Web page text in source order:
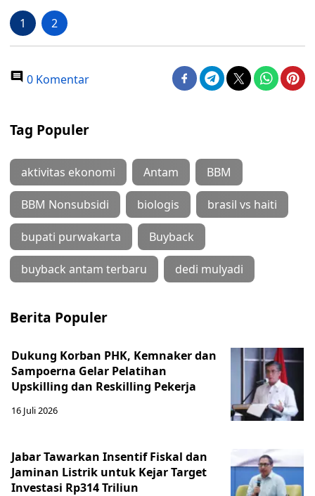
1 2
0 Komentar
Tag Populer
aktivitas ekonomi Antam BBM
BBM Nonsubsidi biologis brasil vs haiti
bupati purwakarta Buyback
buyback antam terbaru dedi mulyadi
Berita Populer
Dukung Korban PHK, Kemnaker dan
Sampoerna Gelar Pelatihan
Upskilling dan Reskilling Pekerja
16 Juli 2026
Jabar Tawarkan Insentif Fiskal dan
Jaminan Listrik untuk Kejar Target
Investasi Rp314 Triliun